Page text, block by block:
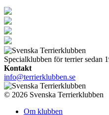
Specialklubben för terrier sedan
Kontakt
info@terrierklubben.se
© 2026 Svenska Terrierklubben
Om klubben